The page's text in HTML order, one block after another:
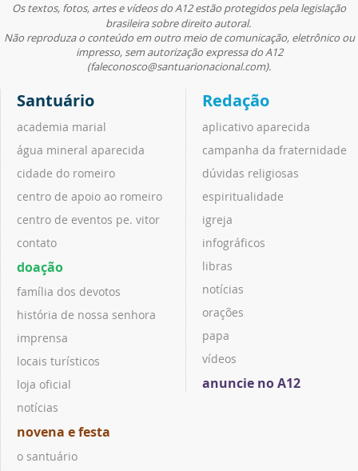
Os textos, fotos, artes e vídeos do A12 estão protegidos pela legislação
brasileira sobre direito autoral.
Não reproduza o conteúdo em outro meio de comunicação, eletrônico ou
impresso, sem autorização expressa do A12
(faleconosco@santuarionacional.com).
Santuário
academia marial
água mineral aparecida
cidade do romeiro
centro de apoio ao romeiro
centro de eventos pe. vitor
contato
doação
família dos devotos
história de nossa senhora
imprensa
locais turísticos
loja oficial
notícias
novena e festa
o santuário
Redação
aplicativo aparecida
campanha da fraternidade
dúvidas religiosas
espiritualidade
igreja
infográficos
libras
notícias
orações
papa
vídeos
anuncie no A12